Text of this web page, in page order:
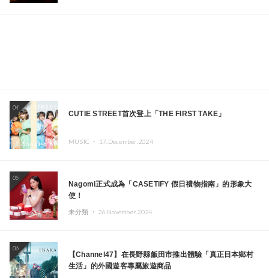
04
CUTIE STREET首次登上「THE FIRST TAKE」
MUSIC ・ 17.December.2024
05
Nagomi正式成為「CASETiFY 假日禮物指南」的形象大
使！
未分類 ・ 26.November.2024
06
【Channel47】在長野縣飯田市推出體驗「真正日本鄉村
生活」的外國遊客專屬旅遊商品